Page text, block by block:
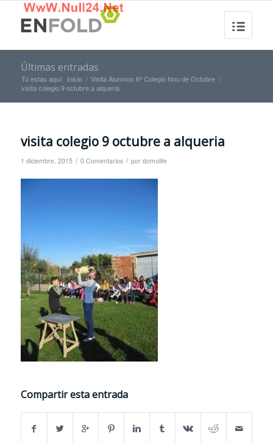
Últimas entradas
Tú estás aquí: Inicio / Visita Alumnos 6º Colegio Nou de Octubre /
visita colegio 9 octubre a alqueria
visita colegio 9 octubre a alqueria
1 diciembre, 2015 / 0 Comentarios / por domolife
Compartir esta entrada